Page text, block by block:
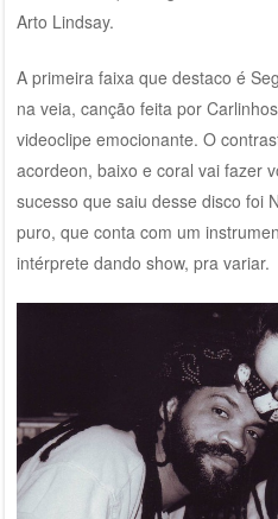
Arto Lindsay.
A primeira faixa que destaco é
na veia, canção feita por
videoclipe emocionante. O
acordeon, baixo e coral vai fazer
sucesso que saiu desse disco foi
puro, que conta com um
intérprete dando show, pra variar.